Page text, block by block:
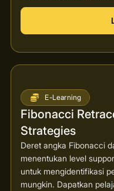
E-Learning
Fibonacci
Strategies
Deret angka Fibonacci
menentukan level
untuk mengidentifikasi
mungkin. Dapatkan